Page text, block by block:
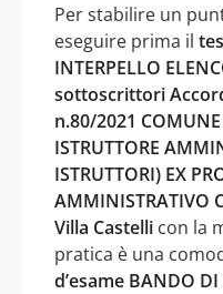
Per stabilire un
eseguire prima il
INTERPELLO
sottoscrittori
n.80/2021
ISTRUTTORE
ISTRUTTORI) EX
AMMINISTRATIVO
Villa Castelli con la
pratica è una
d’esame BANDO DI